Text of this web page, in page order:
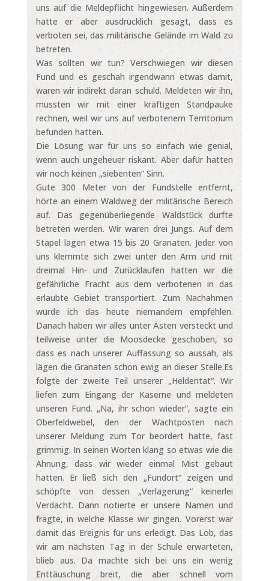
uns auf die Meldepflicht hingewiesen. Außerdem
hatte er aber ausdrücklich gesagt, dass es
verboten sei, das militärische Gelände im Wald zu
betreten.
Was sollten wir tun? Verschwiegen wir diesen
Fund und es geschah irgendwann etwas damit,
waren wir indirekt daran schuld. Meldeten wir ihn,
mussten wir mit einer kräftigen Standpauke
rechnen, weil wir uns auf verbotenem Territorium
befunden hatten.
Die Lösung war für uns so einfach wie genial,
wenn auch ungeheuer riskant. Aber dafür hatten
wir noch keinen „siebenten“ Sinn.
Gute 300 Meter von der Fundstelle entfernt,
hörte an einem Waldweg der militärische Bereich
auf. Das gegenüberliegende Waldstück durfte
betreten werden. Wir waren drei Jungs. Auf dem
Stapel lagen etwa 15 bis 20 Granaten. Jeder von
uns klemmte sich zwei unter den Arm und mit
dreimal Hin- und Zurücklaufen hatten wir die
gefährliche Fracht aus dem verbotenen in das
erlaubte Gebiet transportiert. Zum Nachahmen
würde ich das heute niemandem empfehlen.
Danach haben wir alles unter Ästen versteckt und
teilweise unter die Moosdecke geschoben, so
dass es nach unserer Auffassung so aussah, als
lägen die Granaten schon ewig an dieser Stelle.Es
folgte der zweite Teil unserer „Heldentat“. Wir
liefen zum Eingang der Kaserne und meldeten
unseren Fund. „Na, ihr schon wieder“, sagte ein
Oberfeldwebel, den der Wachtposten nach
unserer Meldung zum Tor beordert hatte, fast
grimmig. In seinen Worten klang so etwas wie die
Ahnung, dass wir wieder einmal Mist gebaut
hatten. Er ließ sich den „Fundort“ zeigen und
schöpfte von dessen „Verlagerung“ keinerlei
Verdacht. Dann notierte er unsere Namen und
fragte, in welche Klasse wir gingen. Vorerst war
damit das Ereignis für uns erledigt. Das Lob, das
wir am nächsten Tag in der Schule erwarteten,
blieb aus. Da machte sich bei uns ein wenig
Enttäuschung breit, die aber schnell vom